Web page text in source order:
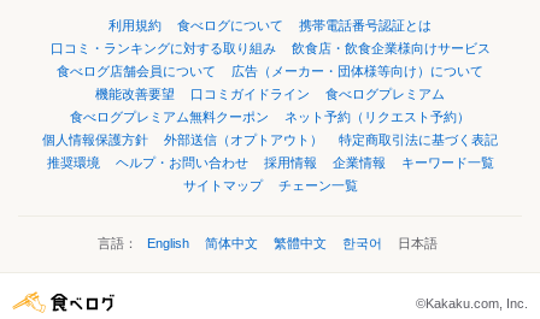
利用規約 食べログについて
携帯電話番号認証とは
口コミ・ランキングに対する取り組み
飲食店・飲食企業様向けサービス
食べログ店舗会員について
広告（メーカー・団体様等向け）について
機能改善要望
口コミガイドライン
食べログプレミアム
食べログプレミアム無料クーポン
ネット予約（リクエスト予約）
個人情報保護方針
外部送信（オプトアウト）
特定商取引法に基づく表記
推奨環境
ヘルプ・お問い合わせ 採用情報 企業情報
キーワード一覧
サイトマップ
チェーン一覧
言語： English 简体中文 繁體中文 한국어 日本語
©Kakaku.com, Inc.